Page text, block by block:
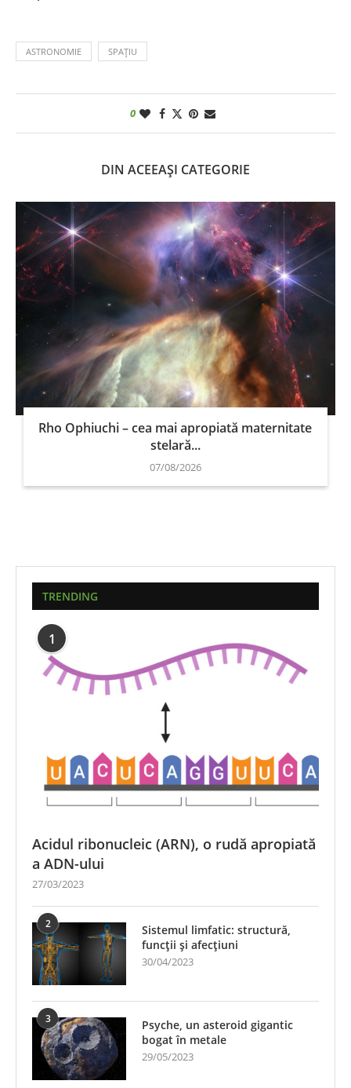
ASTRONOMIE SPAȚIU
0
DIN ACEEAȘI CATEGORIE
Rho Ophiuchi – cea mai apropiată maternitate
stelară...
07/08/2026
TRENDING
1
Acidul ribonucleic (ARN), o rudă apropiată
a ADN-ului
27/03/2023
2
Sistemul limfatic: structură,
funcții și afecțiuni
30/04/2023
3
Psyche, un asteroid gigantic
bogat în metale
29/05/2023